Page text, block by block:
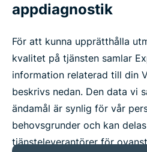
appdiagnostik
För att kunna upprätthålla
kvalitet på tjänsten samlar
information relaterad till din
beskrivs nedan. Den data vi
ändamål är synlig för vår
behovsgrunder och kan
tjänsteleverantörer för